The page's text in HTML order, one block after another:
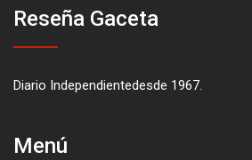
Reseña Gaceta
Diario Independientedesde 1967.
Menú